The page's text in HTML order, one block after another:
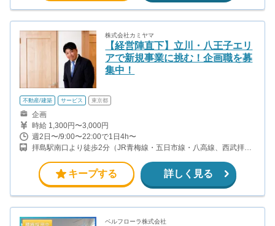
株式会社カミヤマ
【経営陣直下】立川・八王子エリ
アで新規事業に挑む！企画職を募
集中！
不動産/建築 サービス 東京都
企画
時給 1,300円〜3,000円
週2日〜/9:00〜22:00で1日4h〜
拝島駅南口より徒歩2分（JR青梅線・五日市線・八高線、西武拝島
キープする 詳しく見る
ベルフローラ株式会社